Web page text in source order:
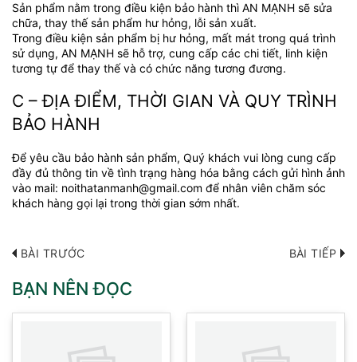
Sản phẩm nằm trong điều kiện bảo hành thì AN MẠNH sẽ sửa
chữa, thay thế sản phẩm hư hỏng, lỗi sản xuất.
Trong điều kiện sản phẩm bị hư hỏng, mất mát trong quá trình
sử dụng, AN MẠNH sẽ hỗ trợ, cung cấp các chi tiết, linh kiện
tương tự để thay thế và có chức năng tương đương.
C – ĐỊA ĐIỂM, THỜI GIAN VÀ QUY TRÌNH
BẢO HÀNH
Để yêu cầu bảo hành sản phẩm, Quý khách vui lòng cung cấp
đầy đủ thông tin về tình trạng hàng hóa bằng cách gửi hình ảnh
vào mail: noithatanmanh@gmail.com để nhân viên chăm sóc
khách hàng gọi lại trong thời gian sớm nhất.
BÀI TIẾP
BÀI TRƯỚC
BẠN NÊN ĐỌC